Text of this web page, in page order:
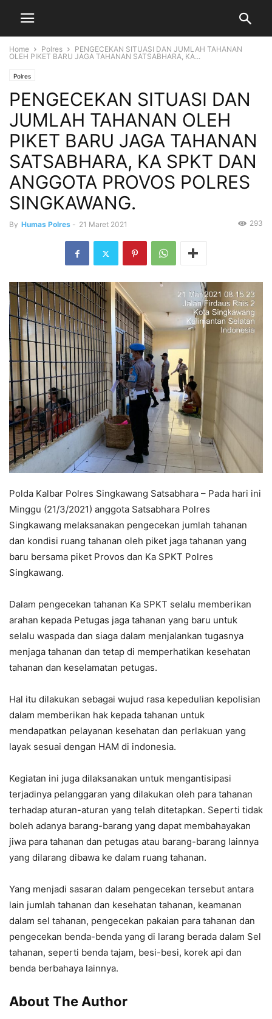
Home Polres
PENGECEKAN SITUASI DAN JUMLAH TAHANAN
OLEH PIKET BARU JAGA TAHANAN SATSABHARA, KA...
Polres
PENGECEKAN SITUASI DAN
JUMLAH TAHANAN OLEH
PIKET BARU JAGA TAHANAN
SATSABHARA, KA SPKT DAN
ANGGOTA PROVOS POLRES
SINGKAWANG.
By Humas Polres - 21 Maret 2021 293
Polda Kalbar Polres Singkawang Satsabhara – Pada hari ini
Minggu (21/3/2021) anggota Satsabhara Polres
Singkawang melaksanakan pengecekan jumlah tahanan
dan kondisi ruang tahanan oleh piket jaga tahanan yang
baru bersama piket Provos dan Ka SPKT Polres
Singkawang.
Dalam pengecekan tahanan Ka SPKT selalu memberikan
arahan kepada Petugas jaga tahanan yang baru untuk
selalu waspada dan siaga dalam menjalankan tugasnya
menjaga tahanan dan tetap di memperhatikan kesehatan
tahanan dan keselamatan petugas.
Hal itu dilakukan sebagai wujud rasa kepedulian kepolisian
dalam memberikan hak kepada tahanan untuk
mendapatkan pelayanan kesehatan dan perlakuan yang
layak sesuai dengan HAM di indonesia.
Kegiatan ini juga dilaksanakan untuk mengantisipasi
terjadinya pelanggaran yang dilakukan oleh para tahanan
terhadap aturan-aturan yang telah ditetapkan. Seperti tidak
boleh adanya barang-barang yang dapat membahayakan
jiwa para tahanan dan petugas atau barang-barang lainnya
yang dilarang dibawa ke dalam ruang tahanan.
Yang menjadi sasaran dalam pengecekan tersebut antara
lain jumlah tahanan dan kesehatan tahanan, keamanan
dalam sel tahanan, pengecekan pakaian para tahanan dan
pengecekan benda-benda yang di larang berada dalam Sel
tahanan, seperti benda tajam, besi-besi, korek api dan
benda berbahaya lainnya.
About The Author